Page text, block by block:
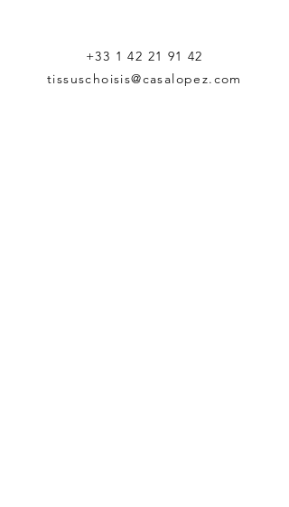
+33 1 42 21 91 42
tissuschoisis@casalopez.com